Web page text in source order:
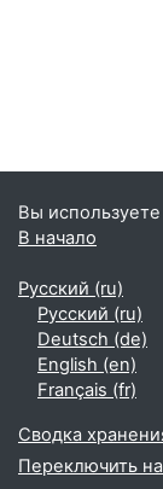
Вы
В начало
Русский ‎(ru)‎
Русский ‎(ru)‎
Deutsch ‎(de)‎
English ‎(en)‎
Français ‎(fr)‎
Сводка
Переключить